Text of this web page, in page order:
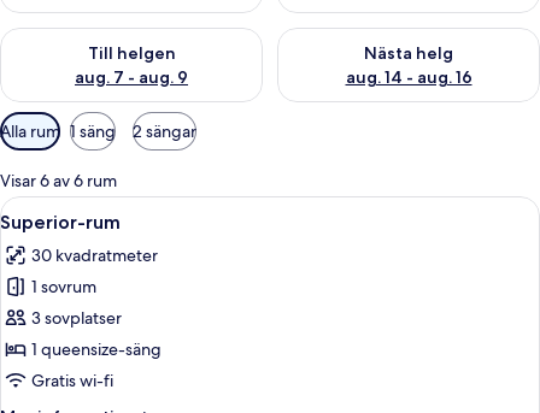
Till helgen
aug. 7 - aug. 9
Kontrollera tillgängligheten för den här helgen aug. 7 - aug. 9
Nästa helg
aug. 14 - aug. 16
Kontrollera tillgängligheten
Tillgängliga
filter
för
rum
Alla rum 1 säng 2 sängar
Visar 6 av 6 rum
Öppna
alla
foton
för
Superior-
rum
Ett hotellrum med en stor säng, ett
14
Superior-rum
30 kvadratmeter
1 sovrum
3 sovplatser
1 queensize-säng
Gratis wi-fi